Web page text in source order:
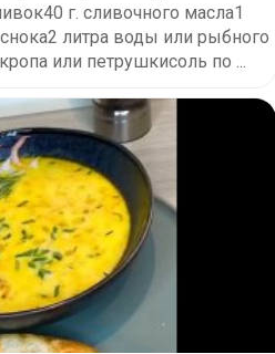
г. сливочного масла1
литра воды или рыбного
или петрушкисоль по ...